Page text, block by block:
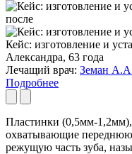
после
Кейс: изготовление и
Александра, 63 года
Лечащий врач: Земан
Подробнее
Пластинки (0,5мм-
охватывающие переднюю
режущую часть зуба,